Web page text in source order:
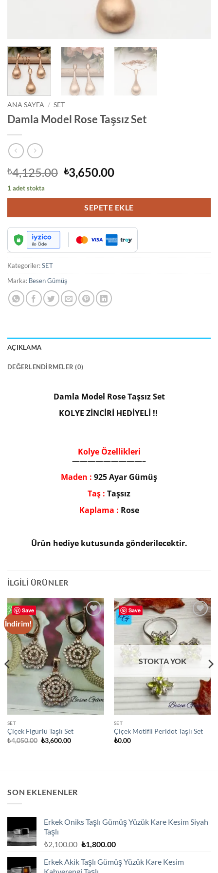
ANA SAYFA / SET
Damla Model Rose Taşsız Set
₺4,125.00 Orijinal
fiyat:
₺4,125.00.
₺3,650.00Şu
fiyat:
₺3,650.00.
1 adet stokta
SEPETE EKLE
Kategoriler:SET
Marka: Besen Gümüş
AÇIKLAMA
DEĞERLENDIRMELER (0)
Damla Model Rose Taşsız Set
KOLYE ZİNCİRİ HEDİYELİ !!
Kolye Özellikleri
—————————–
Maden : 925 Ayar Gümüş
Taş : Taşsız
Kaplama : Rose
Ürün hediye kutusunda gönderilecektir.
İLGILI ÜRÜNLER
Save
İndirim!
Add to
wishlist
SET
Çiçek Figürlü Taşlı Set
₺4,050.00 Orijinal
fiyat:
₺3,600.00Şu
Save
Add to
wishlist
STOKTA YOK
SET
Çiçek Motifli Peridot Taşlı Set
₺0.00
SON EKLENENLER
Erkek Oniks Taşlı Gümüş Yüzük Kare Kesim Siyah
Taşlı
₺2,100.00 Orijinal
₺2,100.00.
₺1,800.00Şu
fiyat:
Erkek Akik Taşlı Gümüş Yüzük Kare Kesim